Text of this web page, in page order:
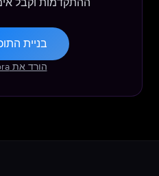
ההתקדמות וקבל
בניית
הורד את Cora ל-iOS